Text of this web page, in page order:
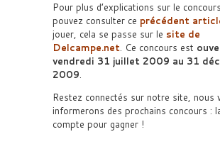
Pour plus d’explications sur le
pouvez consulter ce précédent
jouer, cela se passe sur le site de
Delcampe.net. Ce concours est
vendredi 31 juillet 2009 au 31
2009.
Restez connectés sur notre site, nous
informerons des prochains concours :
compte pour gagner !